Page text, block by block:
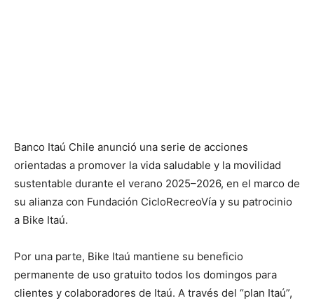
Banco Itaú Chile anunció una serie de acciones
orientadas a promover la vida saludable y la movilidad
sustentable durante el verano 2025–2026, en el marco de
su alianza con Fundación CicloRecreoVía y su patrocinio
a Bike Itaú.
Por una parte, Bike Itaú mantiene su beneficio
permanente de uso gratuito todos los domingos para
clientes y colaboradores de Itaú. A través del “plan Itaú”,